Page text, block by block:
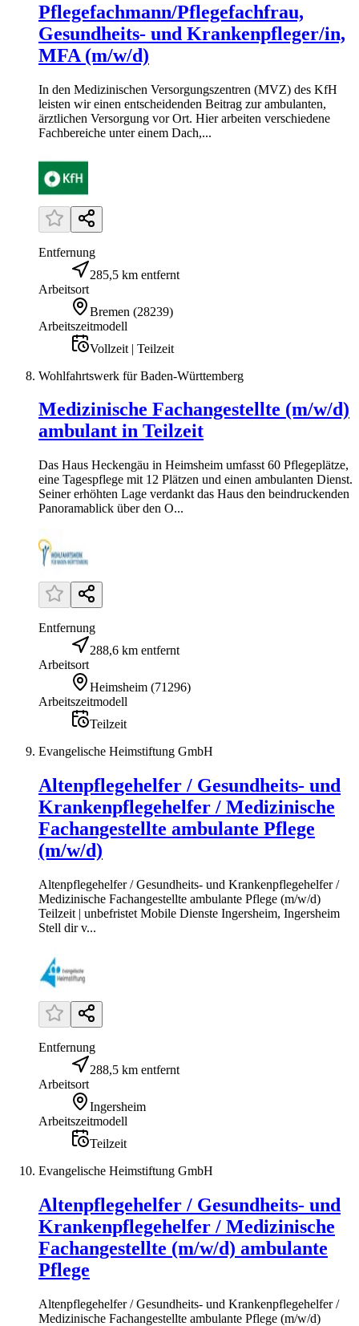
Pflegefachmann/Pflegefachfrau,
Gesundheits- und Krankenpfleger/in,
MFA (m/w/d)
In den Medizinischen Versorgungszentren (MVZ) des KfH
leisten wir einen entscheidenden Beitrag zur ambulanten,
ärztlichen Versorgung vor Ort. Hier arbeiten verschiedene
Fachbereiche unter einem Dach,...
Entfernung
285,5 km entfernt
Arbeitsort
Bremen (28239)
Arbeitszeitmodell
Vollzeit | Teilzeit
Wohlfahrtswerk für Baden-Württemberg
Medizinische Fachangestellte (m/w/d)
ambulant in Teilzeit
Das Haus Heckengäu in Heimsheim umfasst 60 Pflegeplätze,
eine Tagespflege mit 12 Plätzen und einen ambulanten Dienst.
Seiner erhöhten Lage verdankt das Haus den beindruckenden
Panoramablick über den O...
Entfernung
288,6 km entfernt
Arbeitsort
Heimsheim (71296)
Arbeitszeitmodell
Teilzeit
Evangelische Heimstiftung GmbH
Altenpflegehelfer / Gesundheits- und
Krankenpflegehelfer / Medizinische
Fachangestellte ambulante Pflege
(m/w/d)
Altenpflegehelfer / Gesundheits- und Krankenpflegehelfer /
Medizinische Fachangestellte ambulante Pflege (m/w/d)
Teilzeit | unbefristet Mobile Dienste Ingersheim, Ingersheim
Stell dir v...
Entfernung
288,5 km entfernt
Arbeitsort
Ingersheim
Arbeitszeitmodell
Teilzeit
Evangelische Heimstiftung GmbH
Altenpflegehelfer / Gesundheits- und
Krankenpflegehelfer / Medizinische
Fachangestellte (m/w/d) ambulante
Pflege
Altenpflegehelfer / Gesundheits- und Krankenpflegehelfer /
Medizinische Fachangestellte ambulante Pflege (m/w/d)